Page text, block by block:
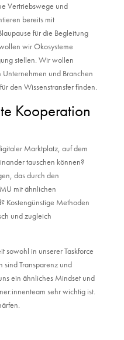
Vertriebswege und
bereits mit
für die Begleitung
wir Ökosysteme
stellen. Wir wollen
und Branchen
den Wissenstransfer finden.
Kooperation
Marktplatz, auf dem
tauschen können?
das durch den
mit ähnlichen
Kostengünstige Methoden
und zugleich
sowohl in unserer Taskforce
sind Transparenz und
ein ähnliches Mindset und
sehr wichtig ist.